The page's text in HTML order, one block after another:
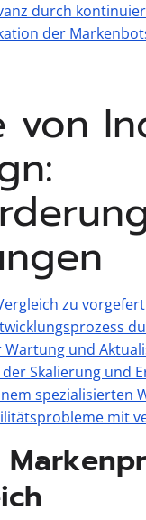
durch
der
von
zu
und
Skalierung und
spezialisierten
mit